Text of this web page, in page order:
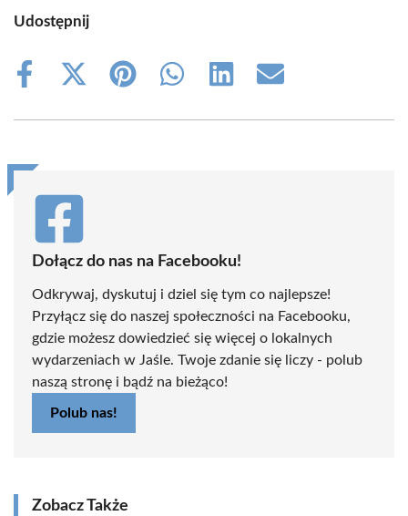
Udostępnij
Share
Share
(Twitter)
Share
Share
Share
Share
Dołącz do nas na Facebooku!
Odkrywaj, dyskutuj i dziel się tym co najlepsze!
Przyłącz się do naszej społeczności na Facebooku,
gdzie możesz dowiedzieć się więcej o lokalnych
wydarzeniach w Jaśle. Twoje zdanie się liczy - polub
naszą stronę i bądź na bieżąco!
Polub nas!
Zobacz Także